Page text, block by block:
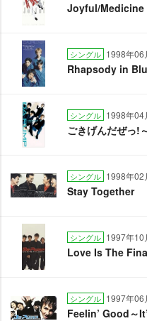
Joyful/
シングル 1998年06
Rhapsody in
シングル 1998年04
ごきげんだぜっ
シングル 1998年02
Stay Together
シングル 1997年10
Love Is The
シングル 1997年06
Feelin’ Good～